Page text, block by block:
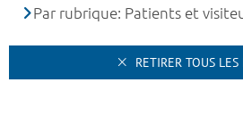
Par rubrique: Patients et
RETIRER TOUS LES